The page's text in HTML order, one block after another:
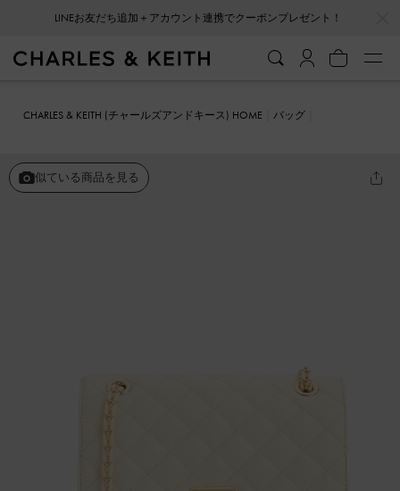
会員登録＋ニュースレター登録で10%OFFクーポンプレゼント！
CHARLES & KEITH (チャールズアンドキース) HOME
バッグ
似ている商品を見る